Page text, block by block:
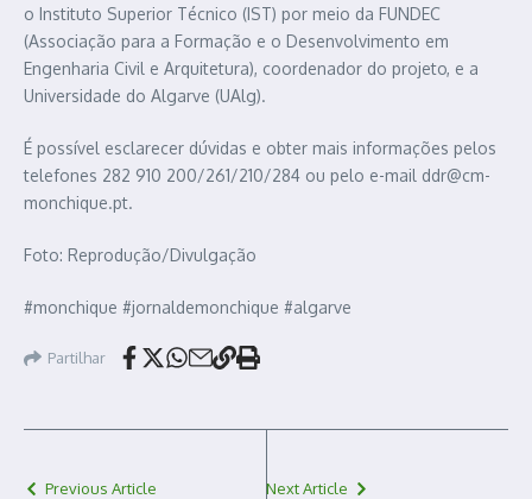
o Instituto Superior Técnico (IST) por meio da FUNDEC
(Associação para a Formação e o Desenvolvimento em
Engenharia Civil e Arquitetura), coordenador do projeto, e a
Universidade do Algarve (UAlg).
É possível esclarecer dúvidas e obter mais informações pelos
telefones 282 910 200/261/210/284 ou pelo e-mail ddr@cm-
monchique.pt.
Foto: Reprodução/Divulgação
#monchique #jornaldemonchique #algarve
Partilhar
Previous Article Next Article